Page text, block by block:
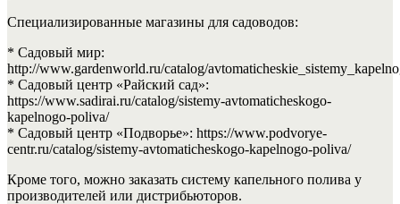
Специализированные магазины для садоводов:
* Садовый мир:
http://www.gardenworld.ru/catalog/
* Садовый центр «Райский сад»:
https://www.sadirai.ru/catalog/sistemy-avtomaticheskogo-
kapelnogo-poliva/
* Садовый центр «Подворье»: https://www.podvorye-
centr.ru/catalog/sistemy-avtomaticheskogo-kapelnogo-poliva/
Кроме того, можно заказать систему капельного полива у
производителей или дистрибьюторов.